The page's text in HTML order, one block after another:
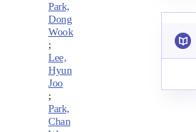
Park,
Dong
Wook
;
Lee,
Hyun
Joo
;
Park,
Chan